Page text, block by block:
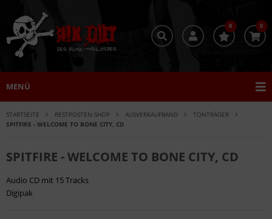
0 0
MENÜ
STARTSEITE RESTPOSTEN-SHOP AUSVERKAUFBAND
TONTRÄGER
SPITFIRE - WELCOME TO BONE CITY, CD
SPITFIRE - WELCOME TO BONE CITY, CD
Audio CD mit 15 Tracks
Digipak